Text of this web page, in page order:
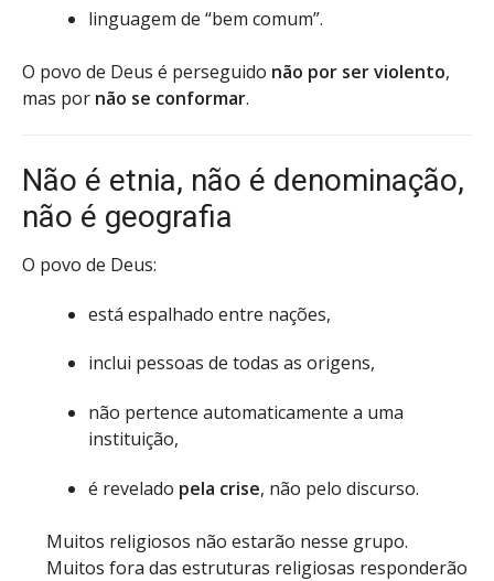
linguagem de “bem comum”.
O povo de Deus é perseguido não por ser violento,
mas por não se conformar.
Não é etnia, não é denominação,
não é geografia
O povo de Deus:
está espalhado entre nações,
inclui pessoas de todas as origens,
não pertence automaticamente a uma
instituição,
é revelado pela crise, não pelo discurso.
Muitos religiosos não estarão nesse grupo.
Muitos fora das estruturas religiosas responderão